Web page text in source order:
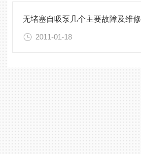
无堵塞自吸泵几个主要故障及维修
2011-01-18